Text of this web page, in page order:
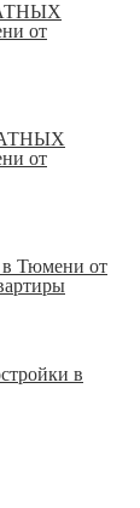
от
от
Тюмени от
в